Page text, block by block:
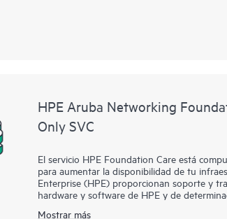
problema. Para productos de hardware de
gestión de llamadas en colaboración para
HPE Aruba Networking
Only SVC
El servicio HPE Foundation Care está
para aumentar la disponibilidad de tu
Enterprise (HPE) proporcionan soporte y
hardware y software de HPE y de
Mostrar más